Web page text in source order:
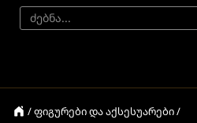
/ ფიგურები და აქსესუარები /